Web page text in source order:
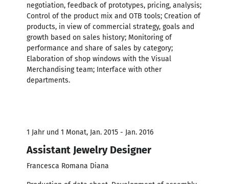
negotiation, feedback of prototypes, pricing, analysis;
Control of the product mix and OTB tools; Creation of
products, in view of commercial strategy, goals and
growth based on sales history; Monitoring of
performance and share of sales by category;
Elaboration of shop windows with the Visual
Merchandising team; Interface with other
departments.
1 Jahr und 1 Monat, Jan. 2015 - Jan. 2016
Assistant Jewelry Designer
Francesca Romana Diana